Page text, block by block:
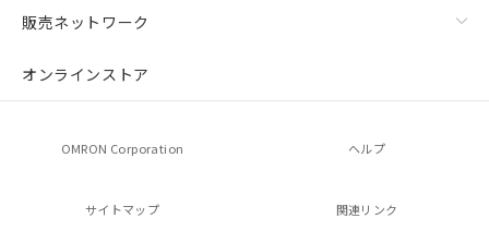
販売ネットワーク
オンラインストア
OMRON Corporation ヘルプ
サイトマップ 関連リンク